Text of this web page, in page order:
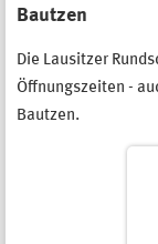
Bautzen
Die Lausitzer
Öffnungszeiten -
Bautzen.